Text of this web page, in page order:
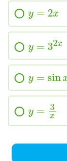
y = 2x
y = 32x
y = sin
y = 3
x